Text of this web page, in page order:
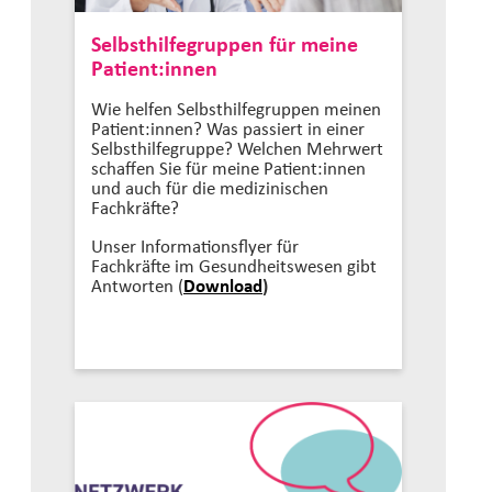
Selbsthilfegruppen für meine
Patient:innen
Wie helfen Selbsthilfegruppen meinen
Patient:innen? Was passiert in einer
Selbsthilfegruppe? Welchen Mehrwert
schaffen Sie für meine Patient:innen
und auch für die medizinischen
Fachkräfte?
Unser Informationsflyer für
Fachkräfte im Gesundheitswesen gibt
Antworten (Download)